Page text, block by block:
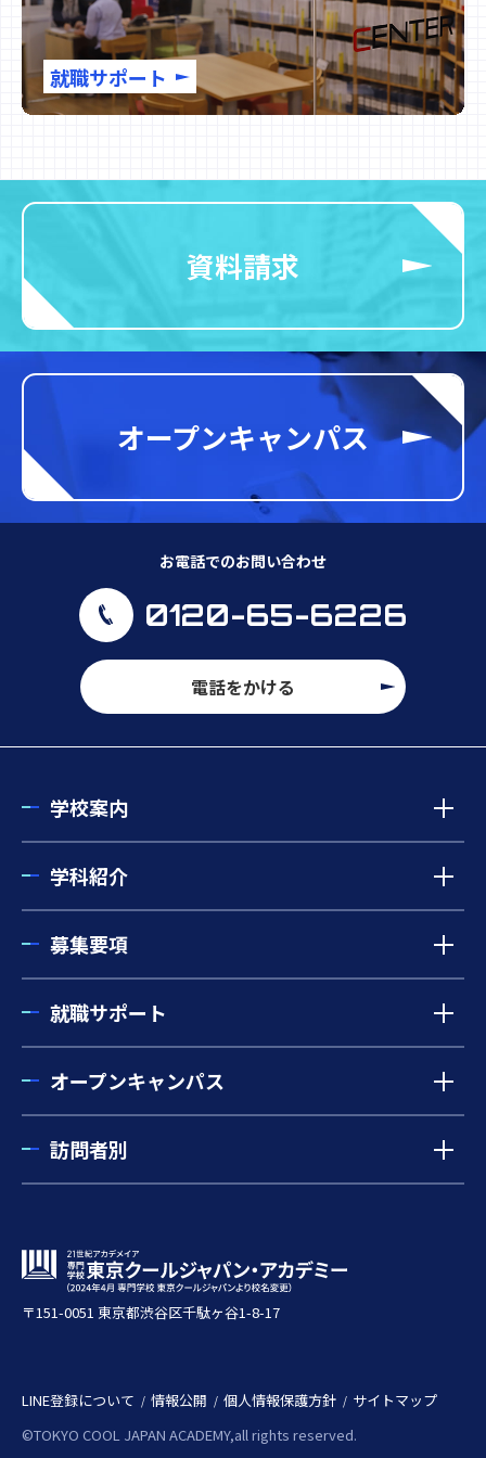
就職サポート
資料請求
オープンキャンパス
お電話でのお問い合わせ
0120-65-6226
電話をかける
学校案内
学科紹介
募集要項
就職サポート
オープンキャンパス
訪問者別
〒151-0051 東京都渋谷区千駄ヶ谷1-8-17
LINE登録について 情報公開 個人情報保護方針
サイトマップ
©TOKYO COOL JAPAN ACADEMY,all rights reserved.